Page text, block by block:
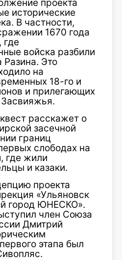
проекта
исторические
В частности,
1670 года
где
войска разбили
Разина. Это
на
18-го и
и прилегающих
расскажет о
засечной
границ
слободах на
где жили
и казаки.
проекта
«Ульяновск
город ЮНЕСКО».
член Союза
Дмитрий
этапа был